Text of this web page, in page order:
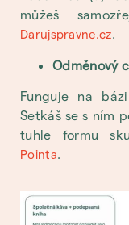
můžeš
Darujspravne.cz.
Odměnový
Funguje na
Setkáš se s ním
tuhle formu
Pointa.